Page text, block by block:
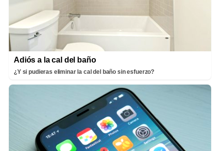
Adiós a la cal del baño
¿Y si pudieras eliminar la cal del baño sin esfuerzo?